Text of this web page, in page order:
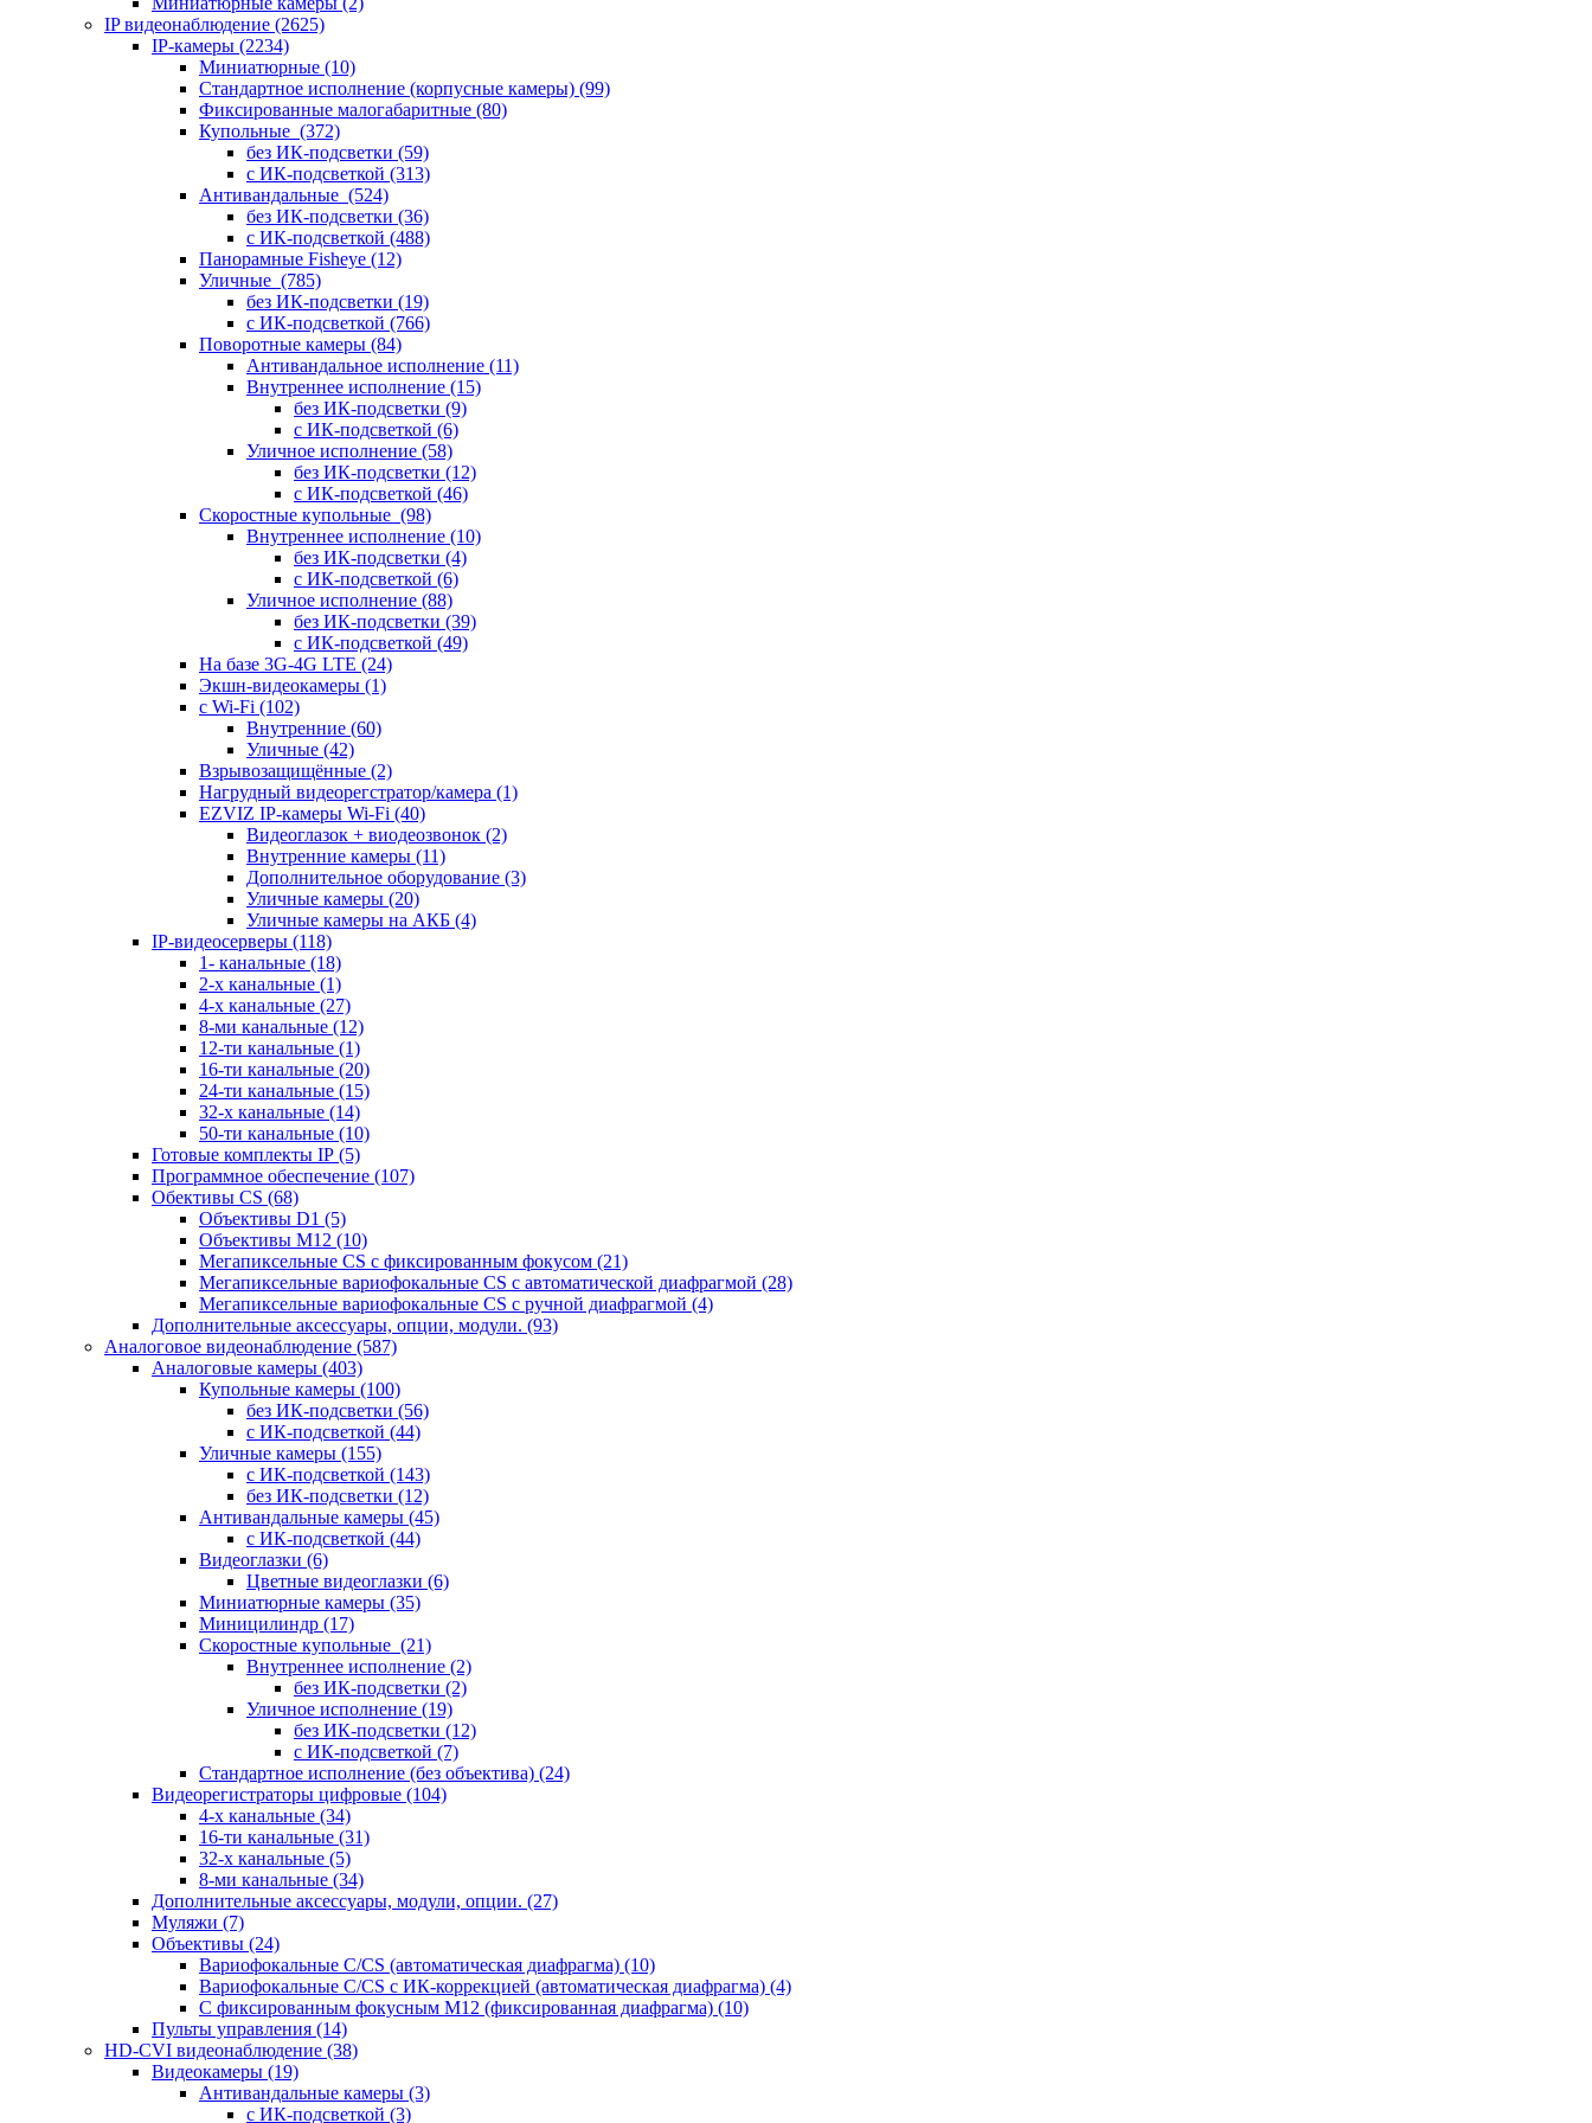
IP видеонаблюдение (2625)
IP-камеры (2234)
Миниатюрные (10)
Стандартное исполнение (корпусные камеры) (99)
Фиксированные малогабаритные (80)
Купольные (372)
без ИК-подсветки (59)
с ИК-подсветкой (313)
Антивандальные (524)
без ИК-подсветки (36)
с ИК-подсветкой (488)
Панорамные Fisheye (12)
Уличные (785)
без ИК-подсветки (19)
с ИК-подсветкой (766)
Поворотные камеры (84)
Антивандальное исполнение (11)
Внутреннее исполнение (15)
без ИК-подсветки (9)
с ИК-подсветкой (6)
Уличное исполнение (58)
без ИК-подсветки (12)
с ИК-подсветкой (46)
Скоростные купольные (98)
Внутреннее исполнение (10)
без ИК-подсветки (4)
с ИК-подсветкой (6)
Уличное исполнение (88)
без ИК-подсветки (39)
с ИК-подсветкой (49)
На базе 3G-4G LTE (24)
Экшн-видеокамеры (1)
с Wi-Fi (102)
Внутренние (60)
Уличные (42)
Взрывозащищённые (2)
Нагрудный видеорегстратор/камера (1)
EZVIZ IP-камеры Wi-Fi (40)
Видеоглазок + виодеозвонок (2)
Внутренние камеры (11)
Дополнительное оборудование (3)
Уличные камеры (20)
Уличные камеры на АКБ (4)
IP-видеосерверы (118)
1- канальные (18)
2-х канальные (1)
4-х канальные (27)
8-ми канальные (12)
12-ти канальные (1)
16-ти канальные (20)
24-ти канальные (15)
32-х канальные (14)
50-ти канальные (10)
Готовые комплекты IP (5)
Программное обеспечение (107)
Обективы CS (68)
Объективы D1 (5)
Объективы M12 (10)
Мегапиксельные CS c фиксированным фокусом (21)
Мегапиксельные вариофокальные CS c автоматической диафрагмой (28)
Мегапиксельные вариофокальные CS c ручной диафрагмой (4)
Дополнительные аксессуары, опции, модули. (93)
Аналоговое видеонаблюдение (587)
Аналоговые камеры (403)
Купольные камеры (100)
без ИК-подсветки (56)
с ИК-подсветкой (44)
Уличные камеры (155)
с ИК-подсветкой (143)
без ИК-подсветки (12)
Антивандальные камеры (45)
с ИК-подсветкой (44)
Видеоглазки (6)
Цветные видеоглазки (6)
Миниатюрные камеры (35)
Миницилиндр (17)
Скоростные купольные (21)
Внутреннее исполнение (2)
без ИК-подсветки (2)
Уличное исполнение (19)
без ИК-подсветки (12)
с ИК-подсветкой (7)
Стандартное исполнение (без объектива) (24)
Видеорегистраторы цифровые (104)
4-х канальные (34)
16-ти канальные (31)
32-х канальные (5)
8-ми канальные (34)
Дополнительные аксессуары, модули, опции. (27)
Муляжи (7)
Объективы (24)
Вариофокальные C/CS (автоматическая диафрагма) (10)
Вариофокальные C/CS с ИК-коррекцией (автоматическая диафрагма) (4)
С фиксированным фокусным М12 (фиксированная диафрагма) (10)
Пульты управления (14)
HD-CVI видеонаблюдение (38)
Видеокамеры (19)
Антивандальные камеры (3)
с ИК-подсветкой (3)